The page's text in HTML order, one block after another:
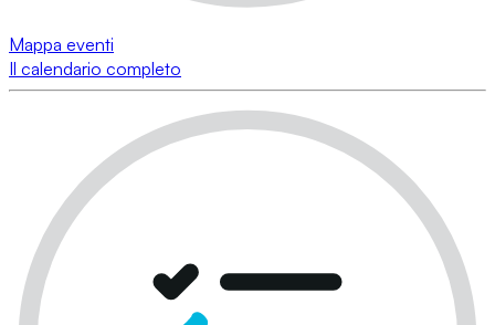
Mappa eventi
Il calendario completo